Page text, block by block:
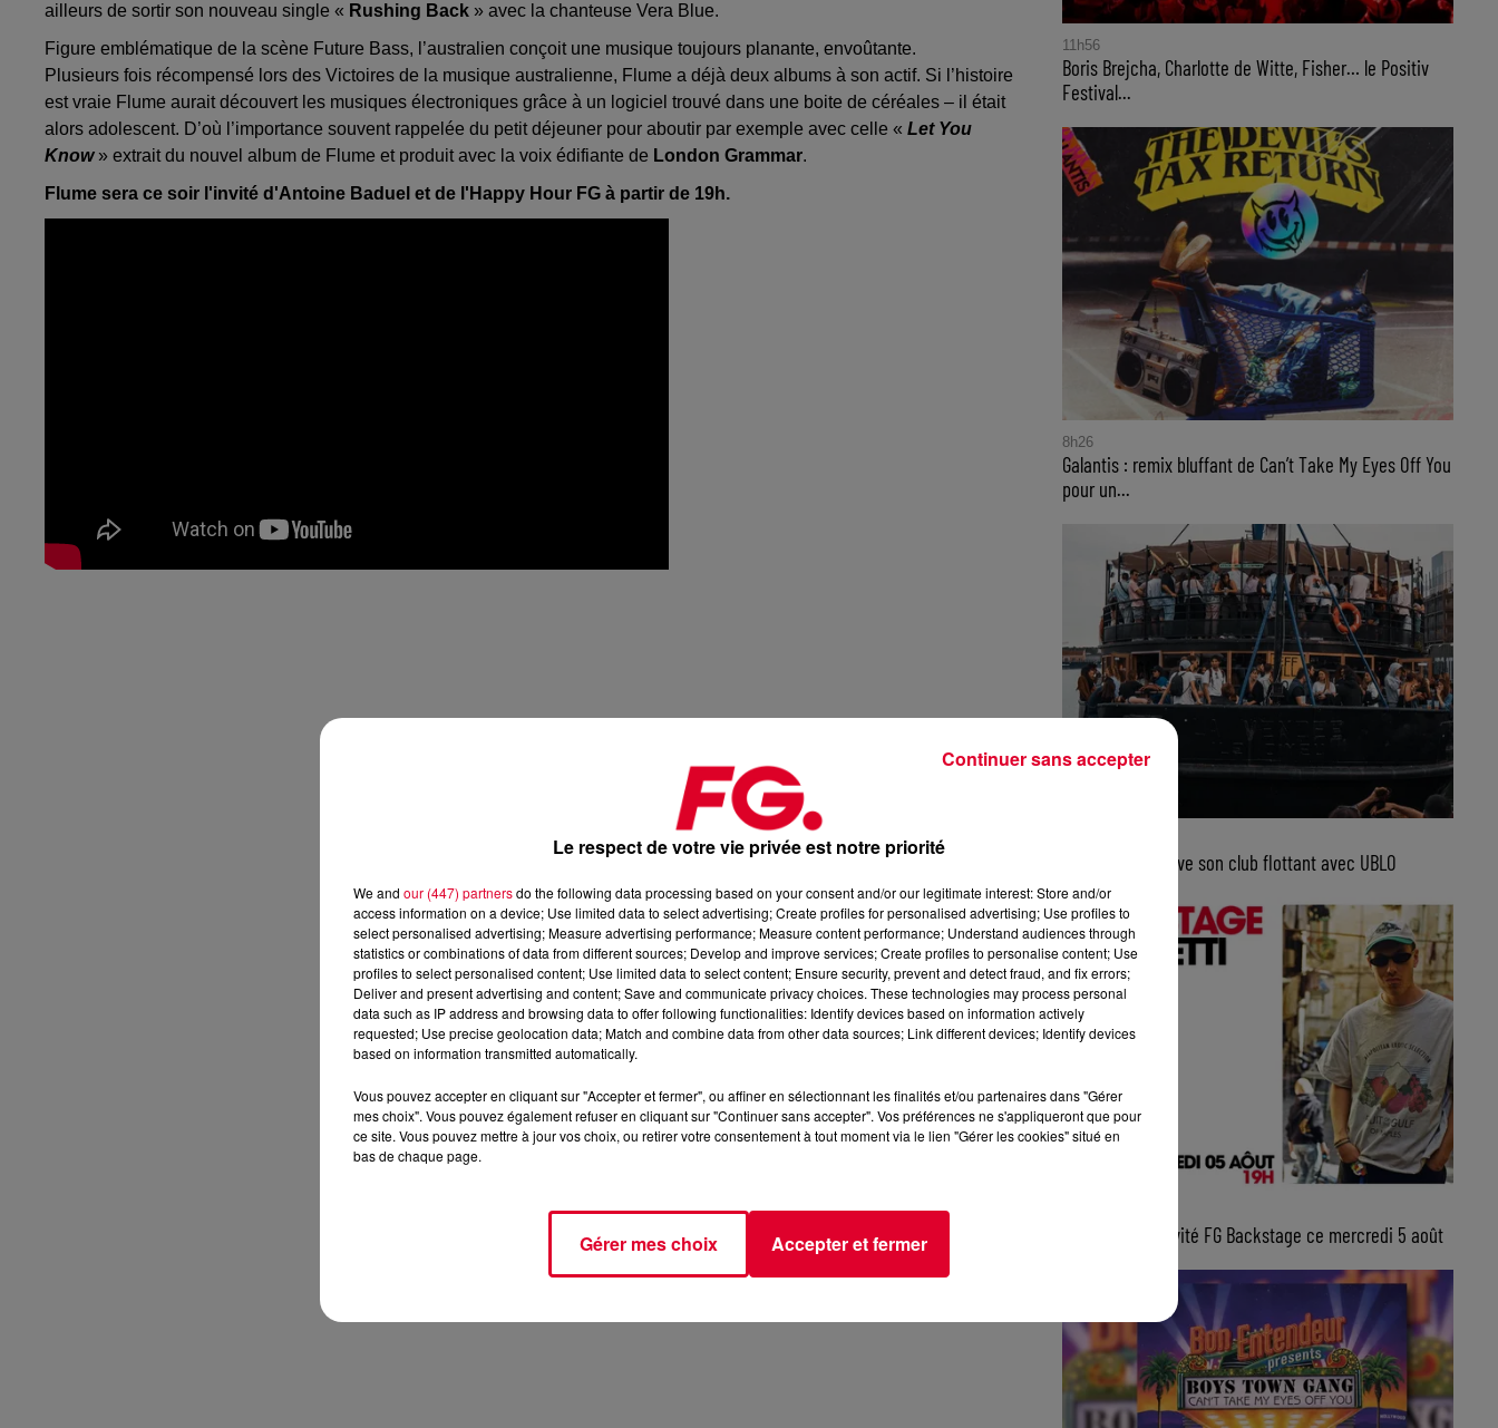
ailleurs de sortir son nouveau single « Rushing Back » avec la chanteuse Vera Blue.
Figure emblématique de la scène Future Bass, l’australien conçoit une musique toujours planante, envoûtante.
Plusieurs fois récompensé lors des Victoires de la musique australienne, Flume a déjà deux albums à son actif. Si l’histoire
est vraie Flume aurait découvert les musiques électroniques grâce à un logiciel trouvé dans une boite de céréales – il était
alors adolescent. D’où l’importance souvent rappelée du petit déjeuner pour aboutir par exemple avec celle « Let You
Know» extrait du nouvel album de Flume et produit avec la voix édifiante de London Grammar.
Flume sera ce soir l'invité d'Antoine Baduel et de l'Happy Hour FG à partir de 19h.
11h56
Boris Brejcha, Charlotte de Witte, Fisher… le Positiv
Festival...
8h26
Galantis : remix bluffant de Can’t Take My Eyes Off You
pour un...
Bordeaux retrouve son club flottant avec UBLO
Lucas Sketti, invité FG Backstage ce mercredi 5 août
Le respect de votre vie privée est notre priorité
We and our (447) partnersdo the following data processing based on your consent and/or our legitimate interest: Store and/or
access information on a device; Use limited data to select advertising; Create profiles for personalised advertising; Use profiles to
select personalised advertising; Measure advertising performance; Measure content performance; Understand audiences through
statistics or combinations of data from different sources; Develop and improve services; Create profiles to personalise content; Use
profiles to select personalised content; Use limited data to select content; Ensure security, prevent and detect fraud, and fix errors;
Deliver and present advertising and content; Save and communicate privacy choices. These technologies may process personal
data such as IP address and browsing data to offer following functionalities: Identify devices based on information actively
requested; Use precise geolocation data; Match and combine data from other data sources; Link different devices; Identify devices
based on information transmitted automatically.
Vous pouvez accepter en cliquant sur "Accepter et fermer", ou affiner en sélectionnant les finalités et/ou partenaires dans "Gérer
mes choix". Vous pouvez également refuser en cliquant sur "Continuer sans accepter". Vos préférences ne s'appliqueront que pour
ce site. Vous pouvez mettre à jour vos choix, ou retirer votre consentement à tout moment via le lien "Gérer les cookies" situé en
bas de chaque page.
Gérer mes choix Accepter et fermer
Continuer sans accepter